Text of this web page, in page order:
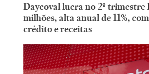
Daycoval lucra no 2º trimestre
milhões, alta anual de 11%,
crédito e receitas